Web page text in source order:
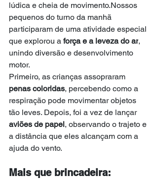
lúdica e cheia de movimento.Nossos
pequenos do turno da manhã
participaram de uma atividade especial
que explorou a força e a leveza do ar,
unindo diversão e desenvolvimento
motor.
Primeiro, as crianças assopraram
penas coloridas, percebendo como a
respiração pode movimentar objetos
tão leves. Depois, foi a vez de lançar
aviões de papel, observando o trajeto e
a distância que eles alcançam com a
ajuda do vento.
Mais que brincadeira: